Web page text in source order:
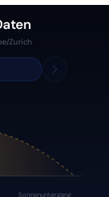
Zurich
Sonnenuntergang